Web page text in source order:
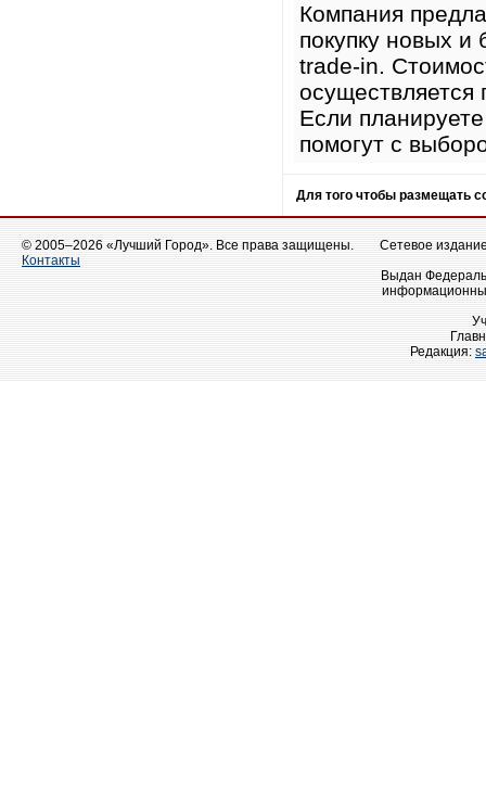
Компания
покупку новых и
trade-in.
осуществляется
Если
помогут с
Для того чтобы размещать
© 2005–2026 «Лучший Город». Все права защищены.
Контакты
Сетевое
Выдан
Редакция: